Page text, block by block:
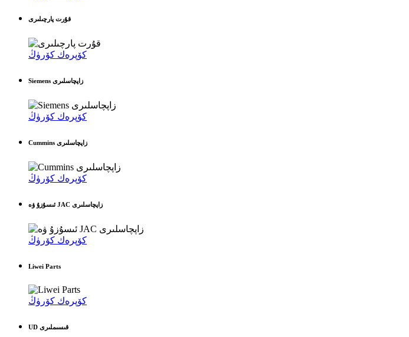
قۇرت پارچىلىرى
كۆپرەك كۆرۈڭ
Siemens زاپچاسلىرى
كۆپرەك كۆرۈڭ
Cummins زاپچاسلىرى
كۆپرەك كۆرۈڭ
ئىسۇزۇ ۋە JAC زاپچاسلىرى
كۆپرەك كۆرۈڭ
Liwei Parts
كۆپرەك كۆرۈڭ
UD قىسىملىرى